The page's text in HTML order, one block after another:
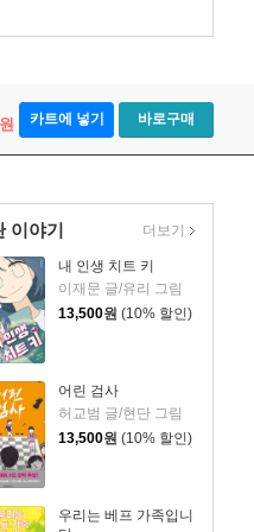
원 카트에 넣기 바로구매
이야기
내 인생 치트 키
이재문 글/유리 그림
13,500원 (10% 할인)
어린 검사
허교범 글/현단 그림
13,500원 (10% 할인)
우리는 베프 가족입니
더보기